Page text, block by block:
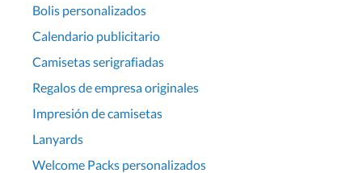
Bolis personalizados
Calendario publicitario
Camisetas serigrafiadas
Regalos de empresa originales
Impresión de camisetas
Lanyards
Welcome Packs personalizados